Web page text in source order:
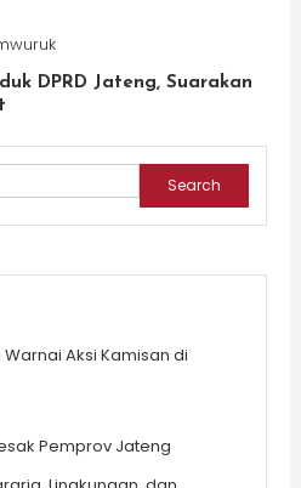
DPRD Jateng, Suarakan
Search
for:
Aksi Kamisan di
Pemprov Jateng